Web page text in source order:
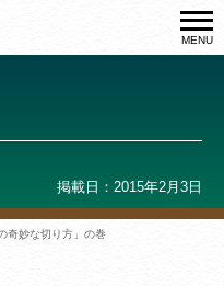
MENU
掲載日：2015年2月3日
奇妙な切り方」の巻